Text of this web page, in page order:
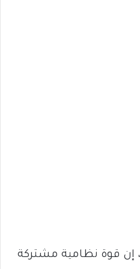
إن قوة نظامية مشتركة